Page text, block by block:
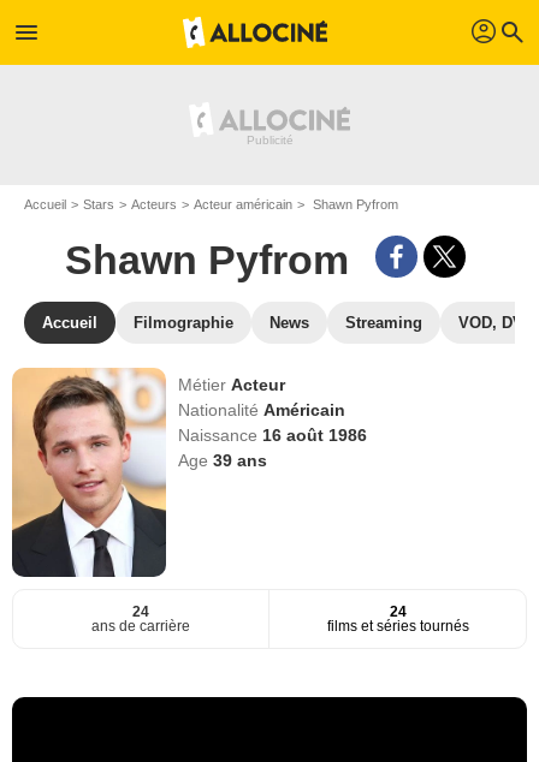
menu profil search
Accueil Stars Acteurs Acteur américain Shawn Pyfrom
Shawn Pyfrom
Accueil Filmographie News Streaming VOD, DVD
MétierActeur
NationalitéAméricain
Naissance 16 août 1986
Age39 ans
24
ans de carrière
24
films et séries tournés